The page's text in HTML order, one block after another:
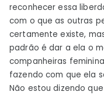
reconhecer essa
com o que as outras
certamente existe,
padrão é dar a ela o
companheiras
fazendo com que ela
Não estou dizendo